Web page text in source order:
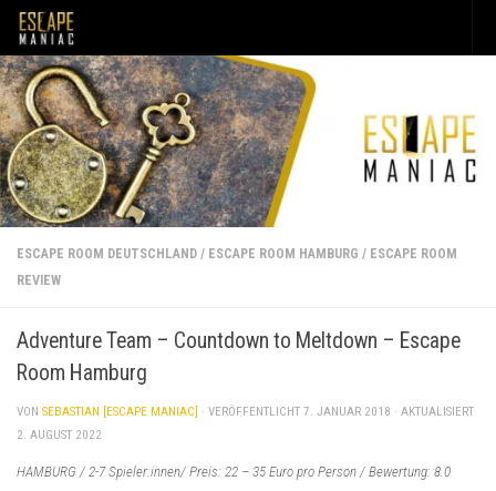
Unter dem Inhalt
ESCAPE ROOM DEUTSCHLAND / ESCAPE ROOM HAMBURG / ESCAPE ROOM
REVIEW
Adventure Team – Countdown to Meltdown – Escape
Room Hamburg
VON SEBASTIAN [ESCAPE MANIAC] · VERÖFFENTLICHT 7. JANUAR 2018 · AKTUALISIERT
2. AUGUST 2022
HAMBURG / 2-7 Spieler:innen/ Preis: 22 – 35 Euro pro Person / Bewertung: 8.0